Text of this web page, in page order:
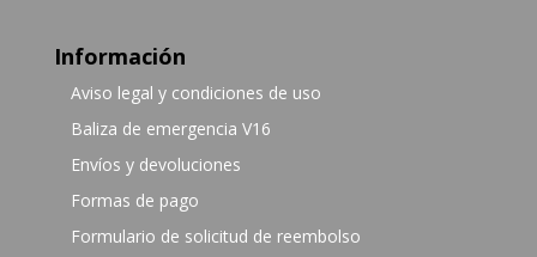
Información
Aviso legal y condiciones de uso
Baliza de emergencia V16
Envíos y devoluciones
Formas de pago
Formulario de solicitud de reembolso